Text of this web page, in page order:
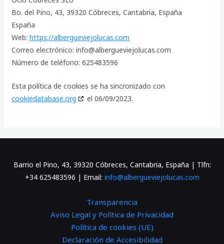
Bo. del Pino, 43, 39320 Cóbreces, Cantabria, España
España
Web:https://albergueviejolucas.com
Correo electrónico:info@albergueviejolucas.com
Número de teléfono: 625483596
Esta política de cookies se ha sincronizado con
cookiedatabase.org
el 06/09/2023.
Barrio el Pino, 43, 39320 Cóbreces, Cantabria, España | Tlfn:
+34 625483596 | Email: info@albergueviejolucas.com
Transparencia
Aviso Legal y Política de Privacidad
Política de cookies (UE)
Declaración de Accesibilidad